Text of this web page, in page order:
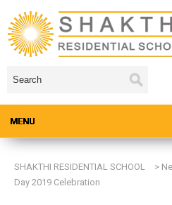
SHAKTHI RESIDENTIAL SCHOOL >
Day 2019 Celebration